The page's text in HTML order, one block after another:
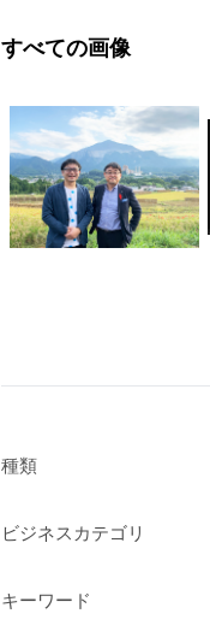
すべての画像
種類
ビジネスカテゴリ
キーワード